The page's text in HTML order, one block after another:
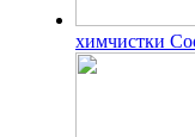
химчистки